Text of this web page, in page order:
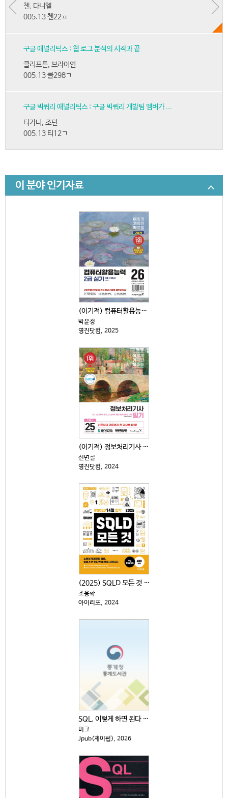
첸, 다니엘
005.13 첸22ㅍ
구글 애널리틱스 : 웹 로그 분석의 시작과 끝
클리프튼, 브라이언
005.13 클298ㄱ
구글 빅쿼리 애널리틱스 : 구글 빅쿼리 개발팀 멤버가 ...
티가니, 조던
005.13 티12ㄱ
이 분야 인기자료
(이기적) 컴퓨터활용능력 2급 실기 : 2026년 수험...
박윤정
영진닷컴, 2025
(이기적) 정보처리기사 필기 : 기본서 . 1-3
신면철
영진닷컴, 2024
(2025) SQLD 모든 것 : #SQLD14일 합격
조용학
아이리포, 2024
SQL, 이렇게 하면 된다 : 기초부터 CASE 식, ...
미크
Jpub(제이펍), 2026